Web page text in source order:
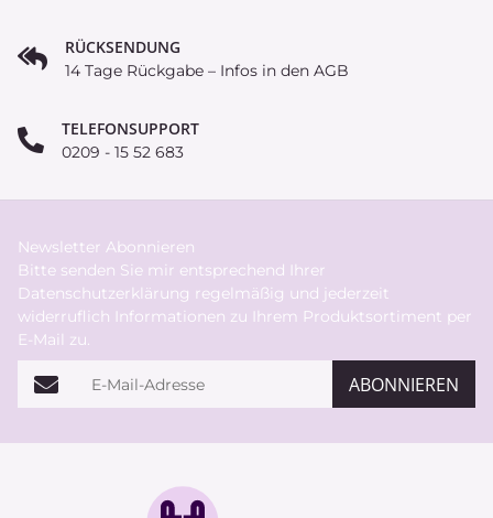
RÜCKSENDUNG
14 Tage Rückgabe – Infos in den AGB
TELEFONSUPPORT
0209 - 15 52 683
Newsletter Abonnieren
Bitte senden Sie mir entsprechend Ihrer
Datenschutzerklärung regelmäßig und jederzeit
widerruflich Informationen zu Ihrem Produktsortiment per
E-Mail zu.
E-Mail-Adresse ABONNIEREN